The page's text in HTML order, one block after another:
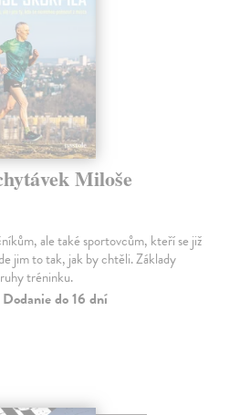
Miloše
ale také sportovcům, kteří se již
jim to tak, jak by chtěli. Základy
tréninku.
do 16 dní